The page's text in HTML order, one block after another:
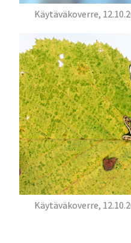
Käytäväkoverre,
Käytäväkoverre,